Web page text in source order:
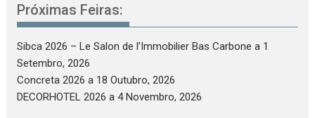
Próximas Feiras:
Sibca 2026 – Le Salon de l’Immobilier Bas Carbone a 1
Setembro, 2026
Concreta 2026 a 18 Outubro, 2026
DECORHOTEL 2026 a 4 Novembro, 2026